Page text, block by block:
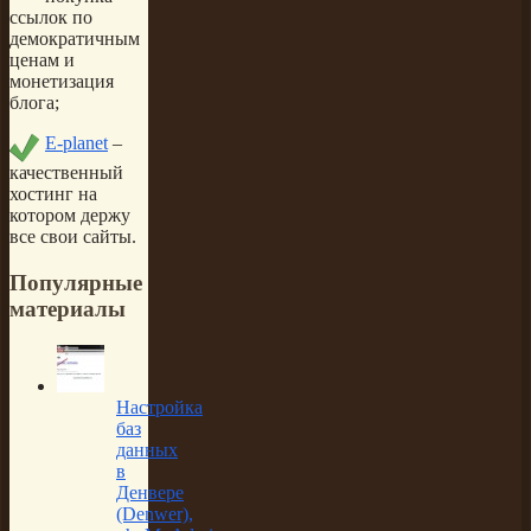
ссылок по
демократичным
ценам и
монетизация
блога;
E-planet –
качественный
хостинг на
котором держу
все свои сайты.
Популярные
материалы
Настройка
баз
данных
в
Денвере
(Denwer),